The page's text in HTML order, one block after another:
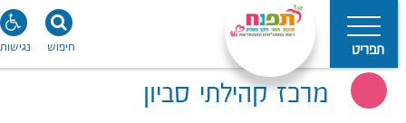
תפריט נגישות חיפוש
מרכז קהילתי סביון